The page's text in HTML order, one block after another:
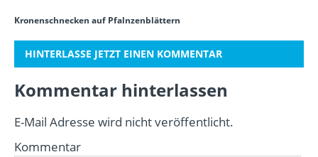
Kronenschnecken auf Pfalnzenblättern
HINTERLASSE JETZT EINEN KOMMENTAR
Kommentar hinterlassen
E-Mail Adresse wird nicht veröffentlicht.
Kommentar